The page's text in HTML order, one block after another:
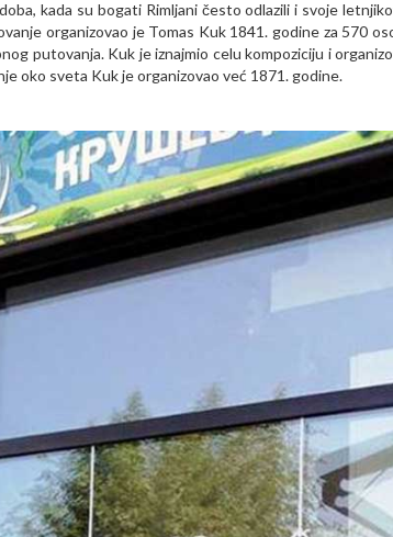
kada su bogati Rimljani često odlazili i svoje
organizovao je Tomas Kuk 1841. godine za 570
putovanja. Kuk je iznajmio celu kompoziciju i
oko sveta Kuk je organizovao već 1871. godine.